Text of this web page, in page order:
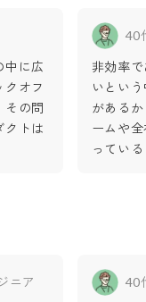
中に広
クオフ
その問
クトは
40
非効率
いとい
がある
ームや
ってい
ニア 40